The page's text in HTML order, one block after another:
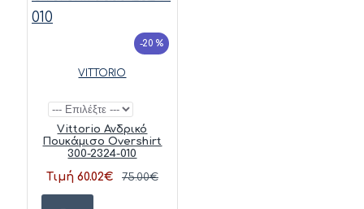
-20 %
VITTORIO
Vittorio Ανδρικό
Πουκάμισο Overshirt
300-2324-010
Τιμή 60.02€ 75.00€